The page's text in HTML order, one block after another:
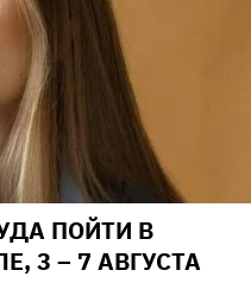
ПОЙТИ В
3 – 7 АВГУСТА